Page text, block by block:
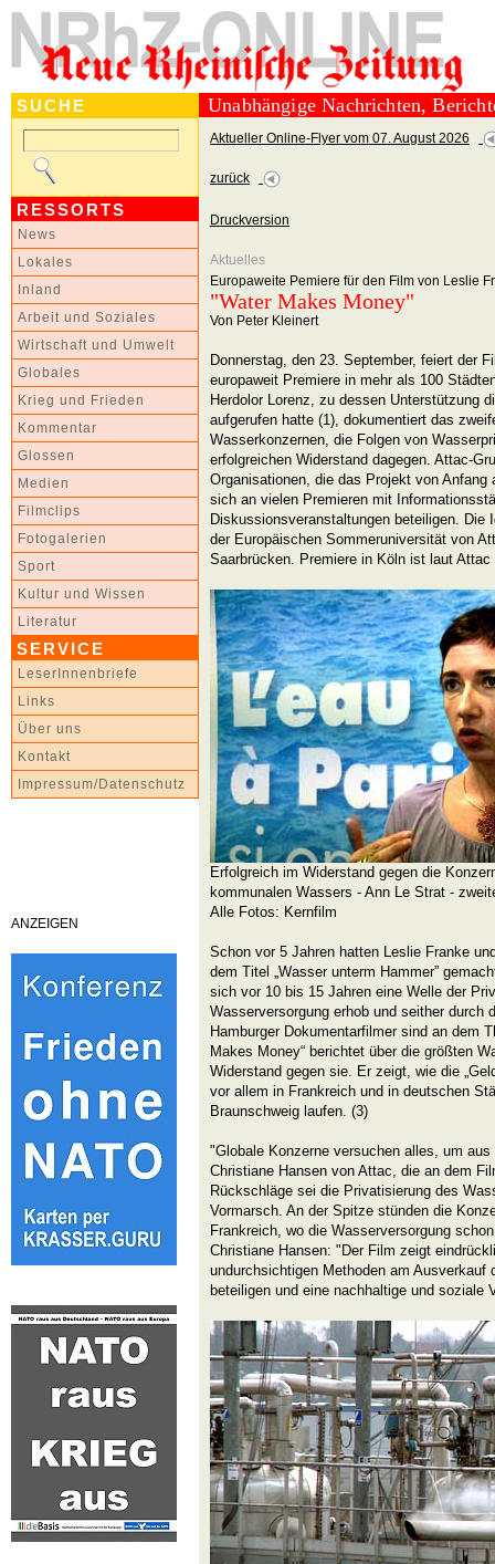
SUCHE
RESSORTS
News
Lokales
Inland
Arbeit und Soziales
Wirtschaft und Umwelt
Globales
Krieg und Frieden
Kommentar
Glossen
Medien
Filmclips
Fotogalerien
Sport
Kultur und Wissen
Literatur
SERVICE
LeserInnenbriefe
Links
Über uns
Kontakt
Impressum/Datenschutz
ANZEIGEN
Unabhängige Nachrichten,
Aktueller Online-Flyer vom 07. August 2026
zurück
Druckversion
Aktuelles
Europaweite Pemiere für den Film von Leslie
"Water Makes Money"
Von Peter Kleinert
Donnerstag, den 23. September, feiert der
europaweit Premiere in mehr als 100
Herdolor Lorenz, zu dessen Unterstützung
aufgerufen hatte (1), dokumentiert das
Wasserkonzernen, die Folgen von
erfolgreichen Widerstand dagegen. Attac-
Organisationen, die das Projekt von Anfang
sich an vielen Premieren mit
Diskussionsveranstaltungen beteiligen. Die
der Europäischen Sommeruniversität von
Saarbrücken. Premiere in Köln ist laut
Erfolgreich im Widerstand gegen die
kommunalen Wassers - Ann Le Strat -
Alle Fotos: Kernfilm
Schon vor 5 Jahren hatten Leslie Franke
dem Titel „Wasser unterm Hammer”
sich vor 10 bis 15 Jahren eine Welle der
Wasserversorgung erhob und seither durch
Hamburger Dokumentarfilmer sind an dem
Makes Money“ berichtet über die größten
Widerstand gegen sie. Er zeigt, wie die
vor allem in Frankreich und in deutschen
Braunschweig laufen. (3)
"Globale Konzerne versuchen alles, um
Christiane Hansen von Attac, die an dem
Rückschläge sei die Privatisierung des
Vormarsch. An der Spitze stünden die
Frankreich, wo die Wasserversorgung
Christiane Hansen: "Der Film zeigt
undurchsichtigen Methoden am Ausverkauf
beteiligen und eine nachhaltige und soziale